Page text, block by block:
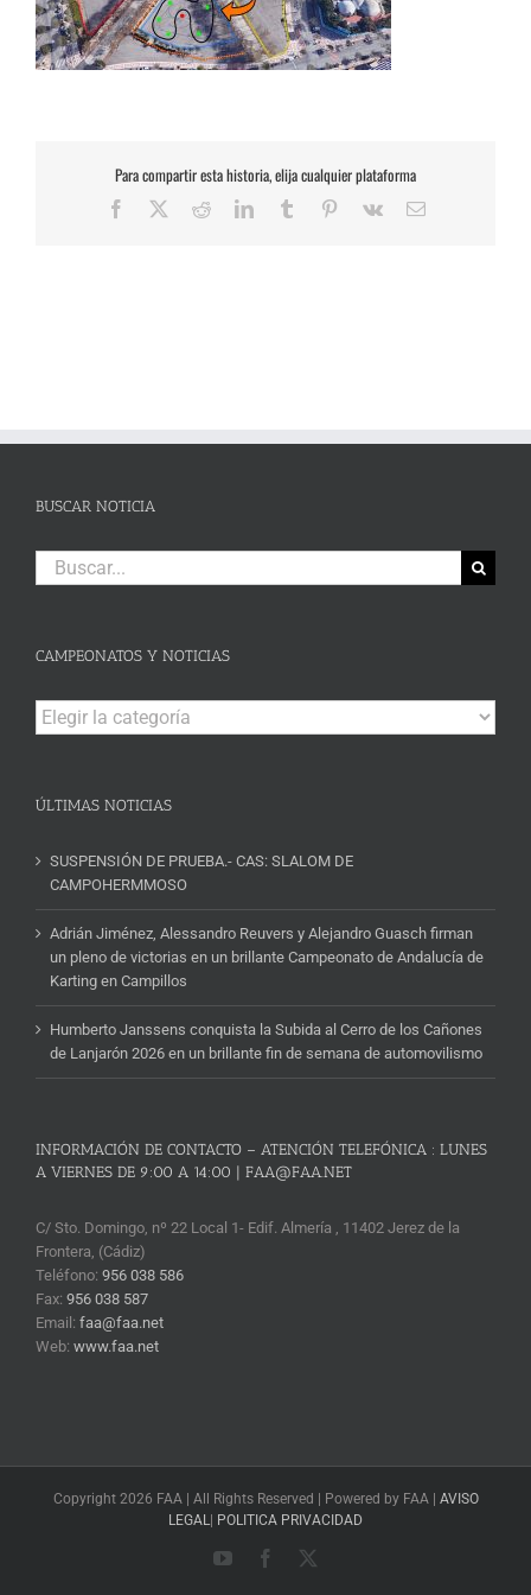
Para compartir esta historia, elija cualquier plataforma
Facebook RedditLinkedInTumblr Pinterest
Vk
Correo
BUSCAR NOTICIA
Buscar:
CAMPEONATOS Y NOTICIAS
Campeonatos
y
ÚLTIMAS NOTICIAS
SUSPENSIÓN DE PRUEBA.- CAS: SLALOM DE
CAMPOHERMMOSO
Adrián Jiménez, Alessandro Reuvers y Alejandro Guasch firman
un pleno de victorias en un brillante Campeonato de Andalucía de
Karting en Campillos
Humberto Janssens conquista la Subida al Cerro de los Cañones
de Lanjarón 2026 en un brillante fin de semana de automovilismo
INFORMACIÓN DE CONTACTO – ATENCIÓN TELEFÓNICA : LUNES
A VIERNES DE 9:00 A 14:00 | FAA@FAA.NET
C/ Sto. Domingo, nº 22 Local 1- Edif. Almería , 11402 Jerez de la
Frontera, (Cádiz)
Teléfono: 956 038 586
Fax: 956 038 587
Email: faa@faa.net
Web: www.faa.net
Copyright 2026 FAA | All Rights Reserved | Powered by FAA | AVISO
LEGAL | POLITICA PRIVACIDAD
YouTubeFacebook